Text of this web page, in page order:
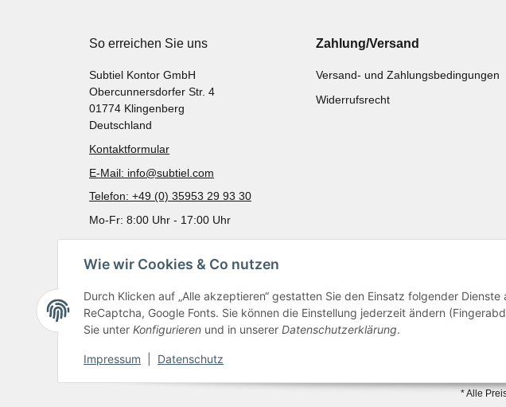
Wie wir Cookies & Co nutzen
Durch Klicken auf „Alle akzeptieren“ gestatten Sie den Einsatz folgender Dienste
ReCaptcha, Google Fonts. Sie können die Einstellung jederzeit ändern
Sie unter Konfigurieren und in unserer Datenschutzerklärung.
Impressum Datenschutz
So erreichen Sie uns
Subtiel Kontor GmbH
Obercunnersdorfer Str. 4
01774 Klingenberg
Deutschland
Kontaktformular
E-Mail: info@subtiel.com
Telefon: +49 (0) 35953 29 93 30
Mo-Fr: 8:00 Uhr - 17:00 Uhr
Zahlung/Versand
Versand- und Zahlungsbedingungen
Widerrufsrecht
Zur Schnellbestellung
* Alle